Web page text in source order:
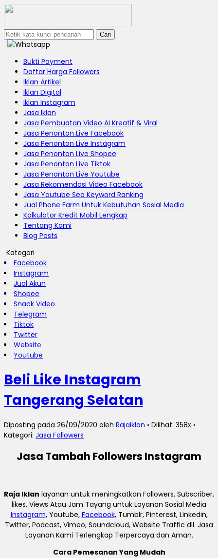
Cari
Bukti Payment
Daftar Harga Followers
Iklan Artikel
Iklan Digital
Iklan Instagram
Jasa Iklan
Jasa Pembuatan Video AI Kreatif & Viral
Jasa Penonton Live Facebook
Jasa Penonton Live Instagram
Jasa Penonton Live Shopee
Jasa Penonton Live Tiktok
Jasa Penonton Live Youtube
Jasa Rekomendasi Video Facebook
Jasa Youtube Seo Keyword Ranking
Jual Phone Farm Untuk Kebutuhan Sosial Media
Kalkulator Kredit Mobil Lengkap
Tentang Kami
Blog Posts
Kategori
Facebook
Instagram
Jual Akun
Shopee
Snack Video
Telegram
Tiktok
Twitter
Website
Youtube
Beli Like Instagram
Tangerang Selatan
Diposting pada 26/09/2020 oleh Rajaiklan ◦ Dilihat: 358x ◦
Kategori: Jasa Followers
Jasa Tambah Followers Instagram
Raja Iklan layanan untuk meningkatkan Followers, Subscriber,
likes, Views Atau Jam Tayang untuk Layanan Sosial Media
Instagram, Youtube, Facebook, Tumblr, Pinterest, Linkedin,
Twitter, Podcast, Vimeo, Soundcloud, Website Traffic dll. Jasa
Layanan Kami Terlengkap Terpercaya dan Aman.
Cara Pemesanan Yang Mudah